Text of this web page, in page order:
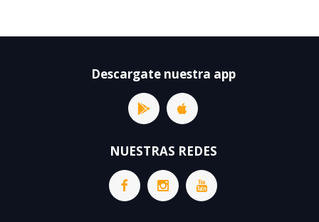
Descargate nuestra app
NUESTRAS REDES